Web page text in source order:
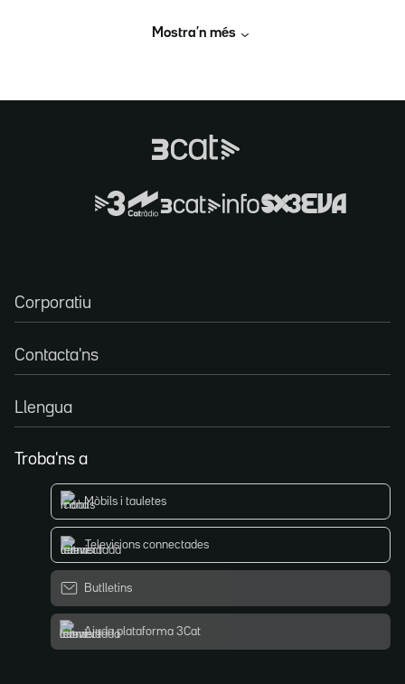
Mostra’n més
Corporatiu
Contacta'ns
Llengua
Troba'ns a
Mòbils i tauletes
Televisions connectades
Butlletins
Ajuda plataforma 3Cat